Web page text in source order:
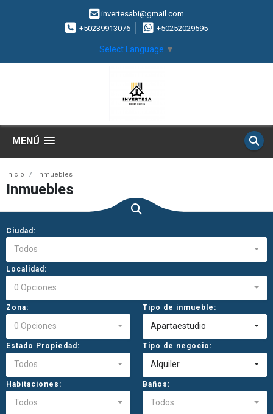
invertesabi@gmail.com
+50239913076
+50252029595
Select Language ▼
MENÚ
Inicio Inmuebles
Inmuebles
Ciudad:
Todos
Localidad:
0 Opciones
Zona:
0 Opciones
Tipo de inmueble:
Apartaestudio
Estado Propiedad:
Todos
Tipo de negocio:
Alquiler
Habitaciones:
Todos
Baños:
Todos